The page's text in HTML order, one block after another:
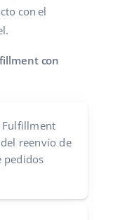
con el
con
Fulfillment
reenvío de
pedidos